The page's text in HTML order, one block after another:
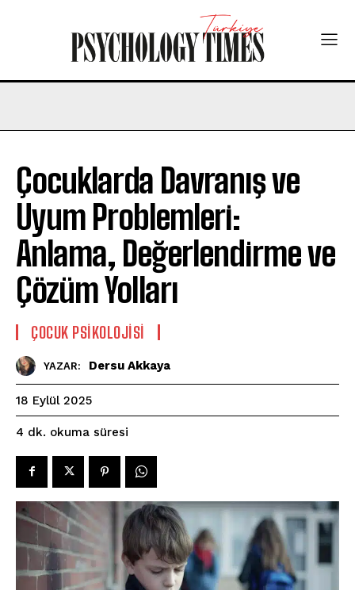
Çocuklarda Davranış ve
Uyum Problemleri:
Anlama, Değerlendirme ve
Çözüm Yolları
ÇOCUK PSIKOLOJISI
YAZAR: Dersu Akkaya
18 Eylül 2025
4 dk. okuma süresi